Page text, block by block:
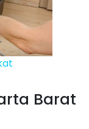
Barat